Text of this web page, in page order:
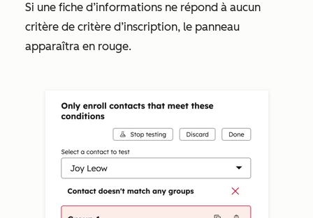
Si une fiche d’informations ne répond à aucun
critère de critère d’inscription, le panneau
apparaîtra en rouge.